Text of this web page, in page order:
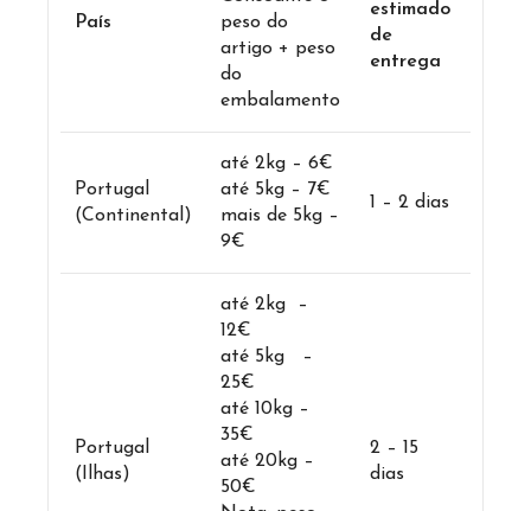
País
peso do
artigo + peso
do
embalamento
estimado
de
entrega
Portugal
(Continental)
até 2kg – 6€
até 5kg – 7€
mais de 5kg –
9€
1 – 2 dias
Portugal
(Ilhas)
até 2kg –
12€
até 5kg –
25€
até 10kg –
35€
até 20kg –
50€
2 – 15
dias